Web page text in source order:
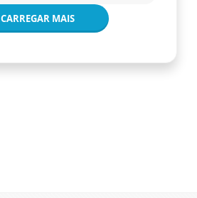
CARREGAR MAIS